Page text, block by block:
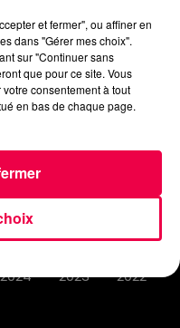
PODCASTS
MAGNUM 80
de Confidentialité
2024 2023 2022
et fermer", ou affiner en
dans "Gérer mes choix".
sur "Continuer sans
que pour ce site. Vous
consentement à tout
en bas de chaque page.